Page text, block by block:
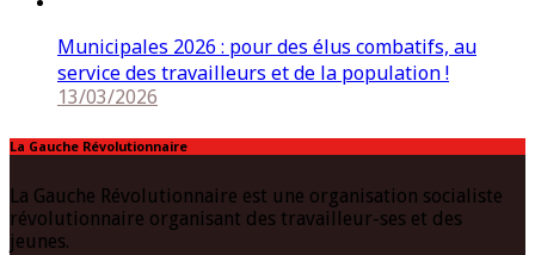
Municipales 2026 : pour des élus combatifs, au
service des travailleurs et de la population !
13/03/2026
La Gauche Révolutionnaire
La Gauche Révolutionnaire est une organisation socialiste
révolutionnaire organisant des travailleur-ses et des
jeunes.